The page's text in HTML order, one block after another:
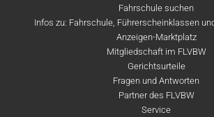
Fahrschule suchen
Infos zu: Fahrschule, Führerscheinklassen
Anzeigen-Marktplatz
Mitgliedschaft im FLVBW
Gerichtsurteile
Fragen und Antworten
Partner des FLVBW
Service